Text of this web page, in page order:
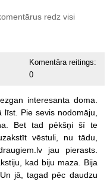
redz visi
Komentāra reitings:
0
interesanta doma.
līst. Pie sevis nodomāju,
Bet tad pēkšņi šī te
vēstuli, nu
tādu,
jau
pierasts.
kad biju maza.
Bija
Un jā, tagad pēc daudzu